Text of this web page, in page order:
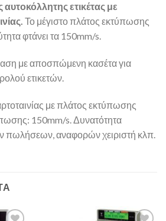
ετικέτας με
Το μέγιστο πλάτος εκτύπωσης
φτάνει τα 150mm/s.
με αποσπώμενη κασέτα για
ετικετών.
με πλάτος εκτύπωσης
150mm/s. Δυνατότητα
αναφορών χειριστή κλπ.